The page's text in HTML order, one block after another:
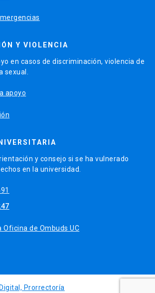
Y VIOLENCIA
en casos de discriminación, violencia de
sexual.
apoyo
y consejo si se ha vulnerado
en la universidad.
Oficina de Ombuds UC
Prorrectoría